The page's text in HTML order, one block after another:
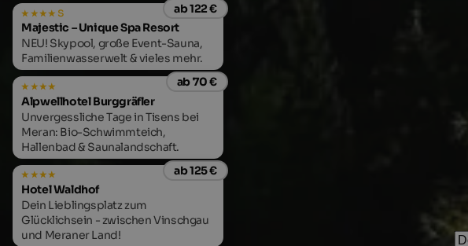
ab 122 €
s
Majestic – Unique Spa Resort
NEU! Skypool, große Event-Sauna,
Familienwasserwelt & vieles mehr.
ab 70 €
Alpwellhotel Burggräfler
Unvergessliche Tage in Tisens bei
Meran: Bio-Schwimmteich,
Hallenbad & Saunalandschaft.
ab 125 €
Hotel Waldhof
Dein Lieblingsplatz zum
Glücklichsein - zwischen Vinschgau
und Meraner Land!